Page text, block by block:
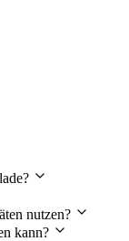
nutzen?
kann?